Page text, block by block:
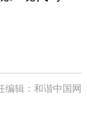
编辑：和谐中国网